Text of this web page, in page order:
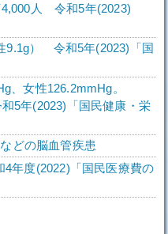
4,000人 令和5年(2023)
9.1g） 令和5年(2023)「国
、女性126.2mmHg。
5年(2023)「国民健康・栄
どの脳血管疾患
年度(2022)「国民医療費の